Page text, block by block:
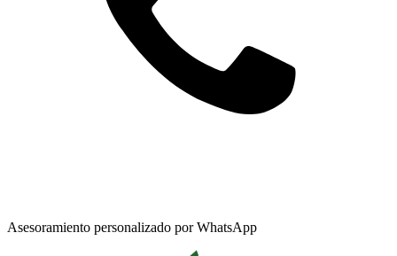
Asesoramiento personalizado por WhatsApp